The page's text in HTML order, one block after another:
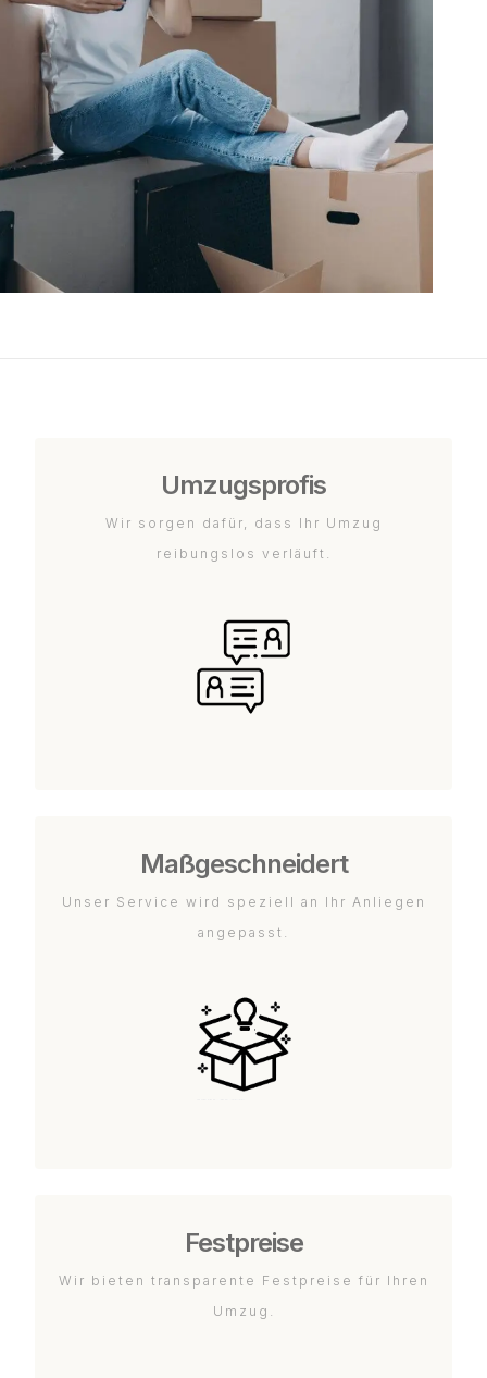
Umzugsprofis
Wir sorgen dafür, dass Ihr Umzug
reibungslos verläuft.
Maßgeschneidert
Unser Service wird speziell an Ihr Anliegen
angepasst.
Festpreise
Wir bieten transparente Festpreise für Ihren
Umzug.